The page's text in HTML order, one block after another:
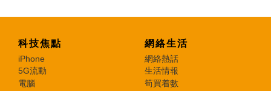
科技焦點
iPhone
5G流動
電腦
網絡生活
網絡熱話
生活情報
筍買着數